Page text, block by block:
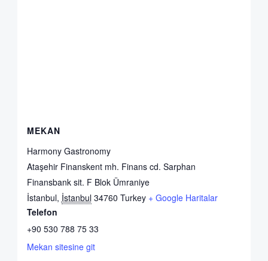
MEKAN
Harmony Gastronomy
Ataşehir Finanskent mh. Finans cd. Sarphan
Finansbank sit. F Blok Ümraniye
İstanbul, İstanbul 34760 Turkey + Google Haritalar
Telefon
+90 530 788 75 33
Mekan sitesine git